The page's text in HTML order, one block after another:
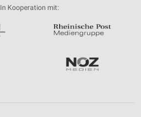
In Kooperation mit: